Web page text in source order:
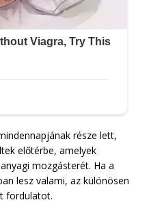
része lett,
előtérbe, amelyek
mozgásterét. Ha a
lesz valami, az különösen
fordulatot.